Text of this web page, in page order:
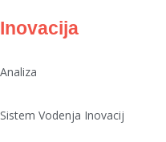
Inovacija
Analiza
Sistem Vodenja Inovacij